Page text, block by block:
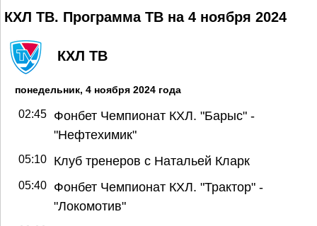
КХЛ ТВ. Программа ТВ на 4 ноября 2024
КХЛ ТВ
понедельник, 4 ноября 2024 года
02:45
Фонбет Чемпионат КХЛ. "Барыс" -
"Нефтехимик"
05:10 Клуб тренеров с Натальей Кларк
05:40
Фонбет Чемпионат КХЛ. "Трактор" -
"Локомотив"